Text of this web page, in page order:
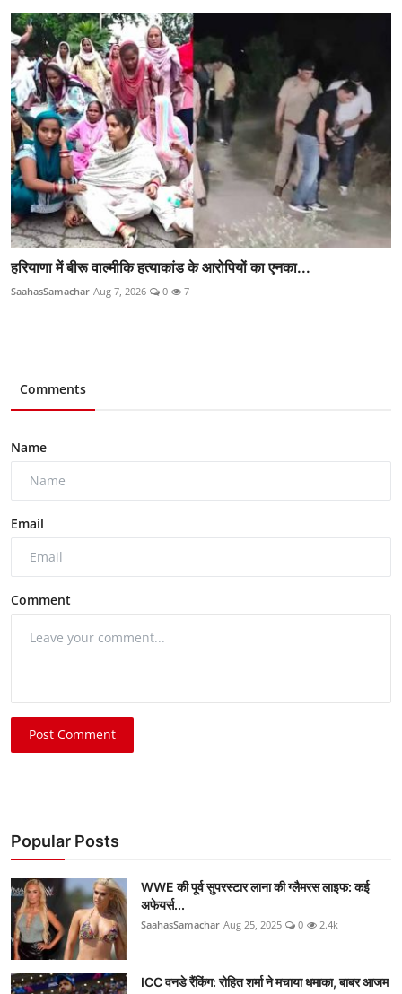
हरियाणा में बीरू वाल्मीकि हत्याकांड के आरोपियों का एनका...
SaahasSamachar Aug 7, 2026 0 7
Comments
Name
Email
Comment
Post Comment
Popular Posts
WWE की पूर्व सुपरस्टार लाना की ग्लैमरस लाइफ: कई
अफेयर्स...
SaahasSamachar Aug 25, 2025 0 2.4k
ICC वनडे रैंकिंग: रोहित शर्मा ने मचाया धमाका, बाबर आजम